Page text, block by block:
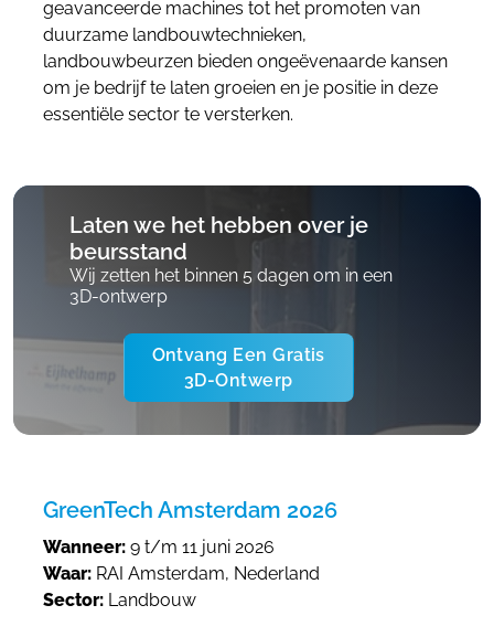
geavanceerde machines tot het promoten van
duurzame landbouwtechnieken,
landbouwbeurzen bieden ongeëvenaarde kansen
om je bedrijf te laten groeien en je positie in deze
essentiële sector te versterken.
Laten we het hebben over je
beursstand
Wij zetten het binnen 5 dagen om in een
3D-ontwerp
Ontvang Een Gratis
3D-Ontwerp
GreenTech Amsterdam 2026
Wanneer: 9 t/m 11 juni 2026
Waar: RAI Amsterdam, Nederland
Sector: Landbouw